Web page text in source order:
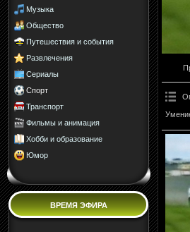
Музыка
Общество
Путешествия и события
Развлечения
Сериалы
Спорт
Транспорт
Фильмы и анимация
Хобби и образование
Юмор
ВРЕМЯ ЭФИРА